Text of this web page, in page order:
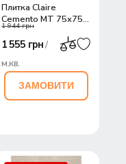
Плитка Claire
Cemento MT 75х75
RECT
1 944 грн
1 555 грн/
м.кв.
ЗАМОВИТИ